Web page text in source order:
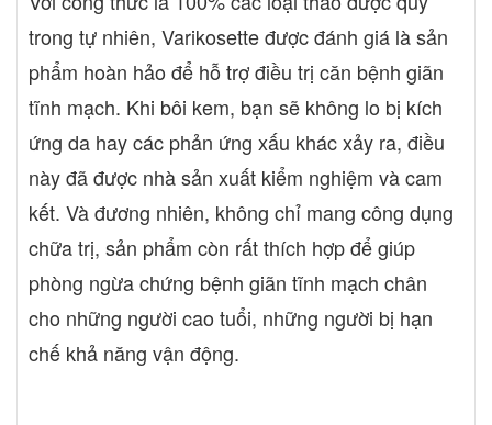
trong tự nhiên, Varikosette được đánh giá là sản
phẩm hoàn hảo để hỗ trợ điều trị căn bệnh giãn
tĩnh mạch. Khi bôi kem, bạn sẽ không lo bị kích
ứng da hay các phản ứng xấu khác xảy ra, điều
này đã được nhà sản xuất kiểm nghiệm và cam
kết. Và đương nhiên, không chỉ mang công dụng
chữa trị, sản phẩm còn rất thích hợp để giúp
phòng ngừa chứng bệnh giãn tĩnh mạch chân
cho những người cao tuổi, những người bị hạn
chế khả năng vận động.